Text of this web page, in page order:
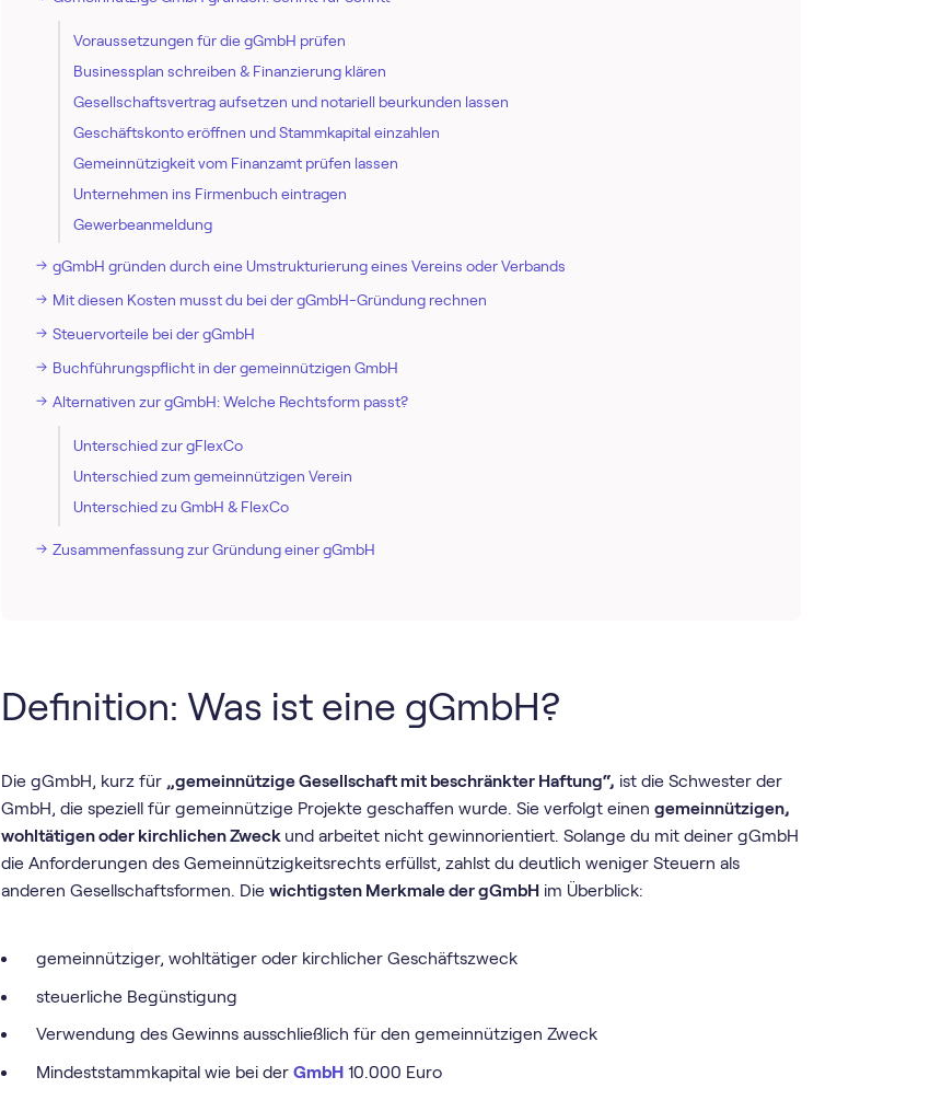
Voraussetzungen für die gGmbH prüfen
Businessplan schreiben & Finanzierung klären
Gesellschaftsvertrag aufsetzen und notariell beurkunden lassen
Geschäftskonto eröffnen und Stammkapital einzahlen
Gemeinnützigkeit vom Finanzamt prüfen lassen
Unternehmen ins Firmenbuch eintragen
Gewerbeanmeldung
gGmbH gründen durch eine Umstrukturierung eines Vereins oder Verbands
Mit diesen Kosten musst du bei der gGmbH-Gründung rechnen
Steuervorteile bei der gGmbH
Buchführungspflicht in der gemeinnützigen GmbH
Alternativen zur gGmbH: Welche Rechtsform passt?
Unterschied zur gFlexCo
Unterschied zum gemeinnützigen Verein
Unterschied zu GmbH & FlexCo
Zusammenfassung zur Gründung einer gGmbH
Definition: Was ist eine gGmbH?
Die gGmbH, kurz für „gemeinnützige Gesellschaft mit beschränkter Haftung“, ist die Schwester der
GmbH, die speziell für gemeinnützige Projekte geschaffen wurde. Sie verfolgt einengemeinnützigen,
wohltätigen oder kirchlichen Zweck und arbeitet nicht gewinnorientiert. Solange du mit deiner gGmbH
die Anforderungen des Gemeinnützigkeitsrechts erfüllst, zahlst du deutlich weniger Steuern als
anderen Gesellschaftsformen. Diewichtigsten Merkmale der gGmbH im Überblick:
gemeinnütziger, wohltätiger oder kirchlicher Geschäftszweck
steuerliche Begünstigung
Verwendung des Gewinns ausschließlich für den gemeinnützigen Zweck
Mindeststammkapital wie bei der GmbH10.000 Euro